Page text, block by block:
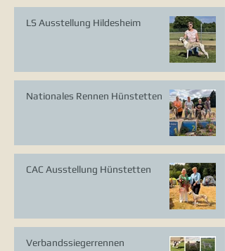
LS Ausstellung Hildesheim
Nationales Rennen Hünstetten
CAC Ausstellung Hünstetten
Verbandssiegerrennen